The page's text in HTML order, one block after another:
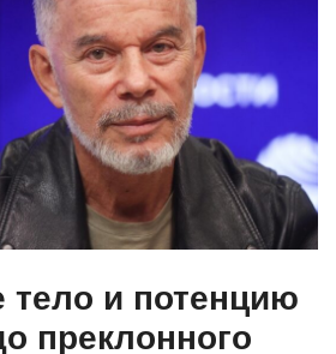
тeлo и потенцию
преклонного